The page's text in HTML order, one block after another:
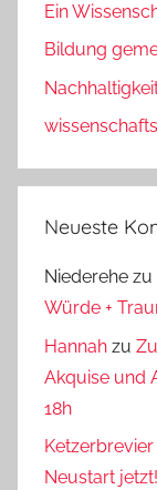
Ein
Bildung
Neueste
Niederehe zu
Würde +
Hannah zu
Akquise und
18h
Neustart jetzt!